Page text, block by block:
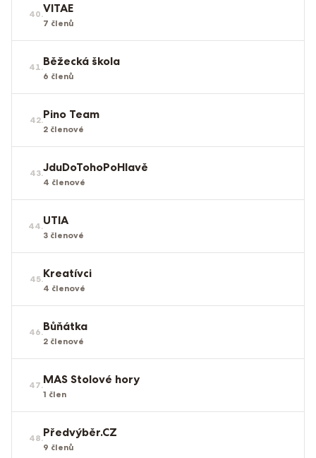
40.VITAE
7 členů
41.Běžecká škola
6 členů
42.Pino Team
2 členové
43.JduDoTohoPoHlavě
4 členové
44.UTIA
3 členové
45.Kreatívci
4 členové
46.Bůňátka
2 členové
47.MAS Stolové hory
1 člen
48.Předvýběr.CZ
9 členů